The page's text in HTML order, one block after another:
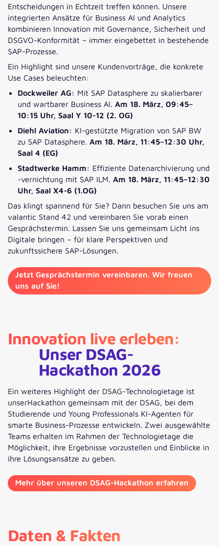
Entscheidungen in Echtzeit treffen können. Unsere
integrierten Ansätze für Business AI und Analytics
kombinieren Innovation mit Governance, Sicherheit und
DSGVO-Konformität – immer eingebettet in bestehende
SAP-Prozesse.
Ein Highlight sind unsere Kundenvorträge, die konkrete
Use Cases beleuchten:
Dockweiler AG: Mit SAP Datasphere zu skalierbarer
und wartbarer Business AI. Am 18. März, 09:45–
10:15 Uhr, Saal Y 10-12 (2. OG)
Diehl Aviation: KI-gestützte Migration von SAP BW
zu SAP Datasphere. Am 18. März, 11:45–12:30 Uhr,
Saal 4 (EG)
Stadtwerke Hamm: Effiziente Datenarchivierung und
-vernichtung mit SAP ILM. Am 18. März, 11:45–12:30
Uhr, Saal X4-6 (1.OG)
Das klingt spannend für Sie? Dann besuchen Sie uns am
valantic Stand 42 und vereinbaren Sie vorab einen
Gesprächstermin. Lassen Sie uns gemeinsam Licht ins
Digitale bringen – für klare Perspektiven und
zukunftssichere SAP-Lösungen.
Jetzt Gesprächstermin vereinbaren. Wir freuen
uns auf Sie!
Innovation live erleben:
Unser DSAG-
Hackathon 2026
Ein weiteres Highlight der DSAG-Technologietage ist
unserHackathon gemeinsam mit der DSAG, bei dem
Studierende und Young Professionals KI-Agenten für
smarte Business-Prozesse entwickeln. Zwei ausgewählte
Teams erhalten im Rahmen der Technologietage die
Möglichkeit, ihre Ergebnisse vorzustellen und Einblicke in
ihre Lösungsansätze zu geben.
Mehr über unseren DSAG-Hackathon erfahren
Daten & Fakten